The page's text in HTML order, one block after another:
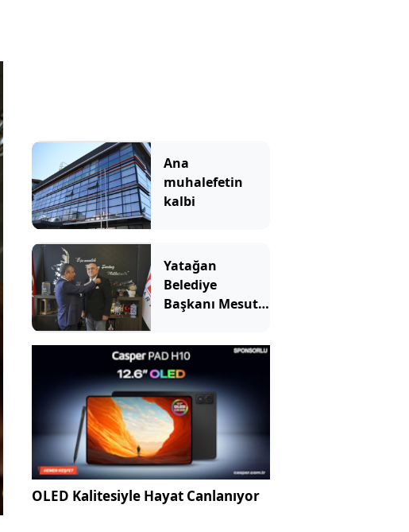
Ana
muhalefetin
kalbi
Yatağan
Belediye
Başkanı Mesut
Parti'ye geçti
OLED Kalitesiyle Hayat Canlanıyor